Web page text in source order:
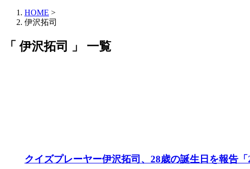
HOME >
伊沢拓司
「 伊沢拓司 」 一覧
クイズプレーヤー伊沢拓司、28歳の誕生日を報告